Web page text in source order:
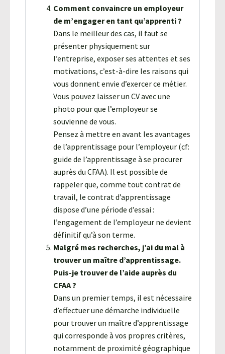
Comment convaincre un employeur
de m’engager en tant qu’apprenti ?
Dans le meilleur des cas, il faut se
présenter physiquement sur
l’entreprise, exposer ses attentes et ses
motivations, c’est-à-dire les raisons qui
vous donnent envie d’exercer ce métier.
Vous pouvez laisser un CV avec une
photo pour que l’employeur se
souvienne de vous.
Pensez à mettre en avant les avantages
de l’apprentissage pour l’employeur (cf:
guide de l’apprentissage à se procurer
auprès du CFAA). Il est possible de
rappeler que, comme tout contrat de
travail, le contrat d’apprentissage
dispose d’une période d’essai :
l’engagement de l’employeur ne devient
définitif qu’à son terme.
Malgré mes recherches, j’ai du mal à
trouver un maître d’apprentissage.
Puis-je trouver de l’aide auprès du
CFAA ?
Dans un premier temps, il est nécessaire
d’effectuer une démarche individuelle
pour trouver un maître d’apprentissage
qui corresponde à vos propres critères,
notamment de proximité géographique